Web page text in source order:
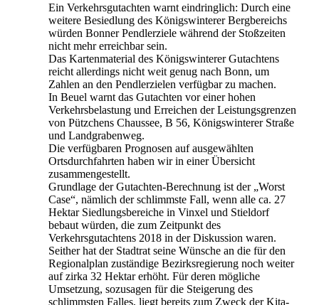
Ein Verkehrsgutachten warnt eindringlich: Durch eine
weitere Besiedlung des Königswinterer Bergbereichs
würden Bonner Pendlerziele während der Stoßzeiten
nicht mehr erreichbar sein.
Das Kartenmaterial des Königswinterer Gutachtens
reicht allerdings nicht weit genug nach Bonn, um
Zahlen an den Pendlerzielen verfügbar zu machen.
In Beuel warnt das Gutachten vor einer hohen
Verkehrsbelastung und Erreichen der Leistungsgrenzen
von Pützchens Chaussee, B 56, Königswinterer Straße
und Landgrabenweg.
Die verfügbaren Prognosen auf ausgewählten
Ortsdurchfahrten haben wir in einer Übersicht
zusammengestellt.
Grundlage der Gutachten-Berechnung ist der „Worst
Case“, nämlich der schlimmste Fall, wenn alle ca. 27
Hektar Siedlungsbereiche in Vinxel und Stieldorf
bebaut würden, die zum Zeitpunkt des
Verkehrsgutachtens 2018 in der Diskussion waren.
Seither hat der Stadtrat seine Wünsche an die für den
Regionalplan zuständige Bezirksregierung noch weiter
auf zirka 32 Hektar erhöht. Für deren mögliche
Umsetzung, sozusagen für die Steigerung des
schlimmsten Falles, liegt bereits zum Zweck der Kita-